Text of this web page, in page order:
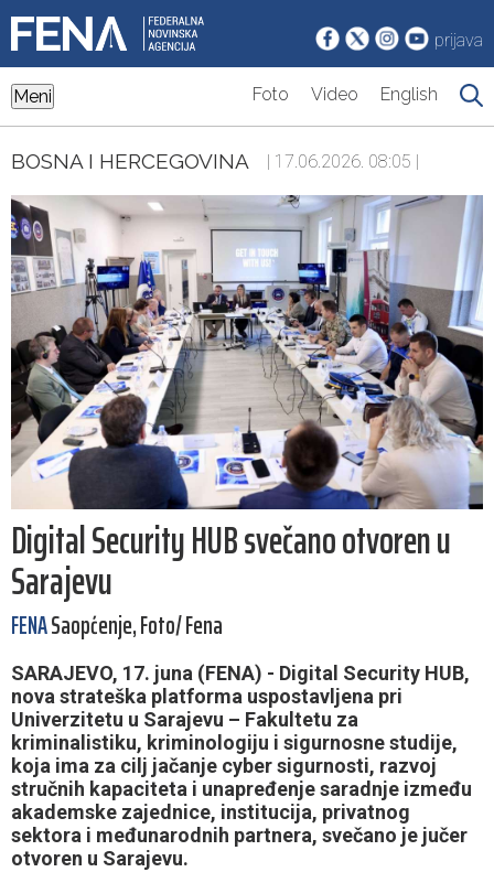
prijava
Meni Foto Video English
BOSNA I HERCEGOVINA | 17.06.2026. 08:05 |
Digital Security HUB svečano otvoren u
Sarajevu
FENASaopćenje, Foto/ Fena
SARAJEVO, 17. juna (FENA) - Digital Security HUB,
nova strateška platforma uspostavljena pri
Univerzitetu u Sarajevu – Fakultetu za
kriminalistiku, kriminologiju i sigurnosne studije,
koja ima za cilj jačanje cyber sigurnosti, razvoj
stručnih kapaciteta i unapređenje saradnje između
akademske zajednice, institucija, privatnog
sektora i međunarodnih partnera, svečano je jučer
otvoren u Sarajevu.